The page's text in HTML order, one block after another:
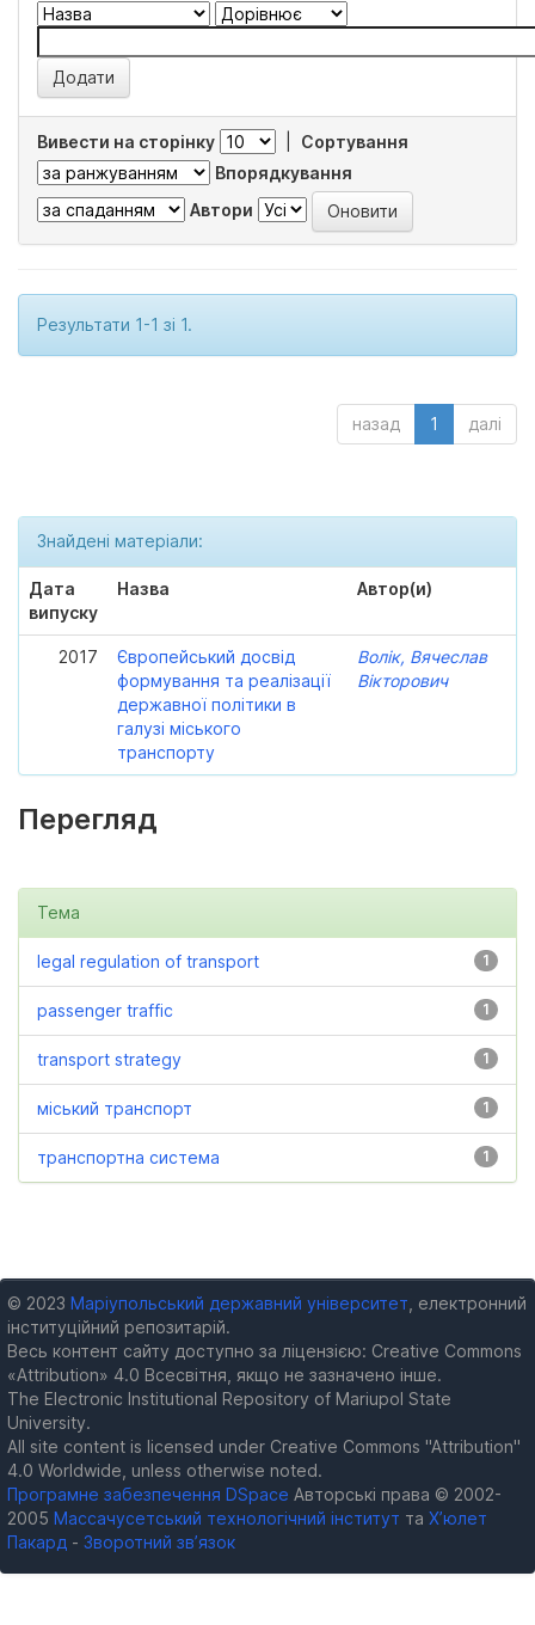
Вивести на сторінку
Сортування
Впорядкування
Автори
Результати 1-1 зі 1.
назад 1 далі
Знайдені матеріали:
Дата
випуску
Назва Автор(и)
2017
Європейський досвід
формування та реалізації
державної політики в
галузі міського
транспорту
Волік, Вячеслав
Вікторович
Перегляд
Тема
1
legal regulation of transport
1
passenger traffic
1
transport strategy
1
міський транспорт
1
транспортна система
© 2023 Маріупольський державний університет , електронний
інституційний репозитарій.
Весь контент сайту доступно за ліцензією: Creative Commons
«Attribution» 4.0 Всесвітня, якщо не зазначено інше.
The Electronic Institutional Repository of Mariupol State
University.
All site content is licensed under Creative Commons "Attribution"
4.0 Worldwide, unless otherwise noted.
Програмне забезпечення DSpace Авторські права © 2002-
2005 Массачусетський технологічний інститут та Х’юлет
Пакард - Зворотний зв’язок